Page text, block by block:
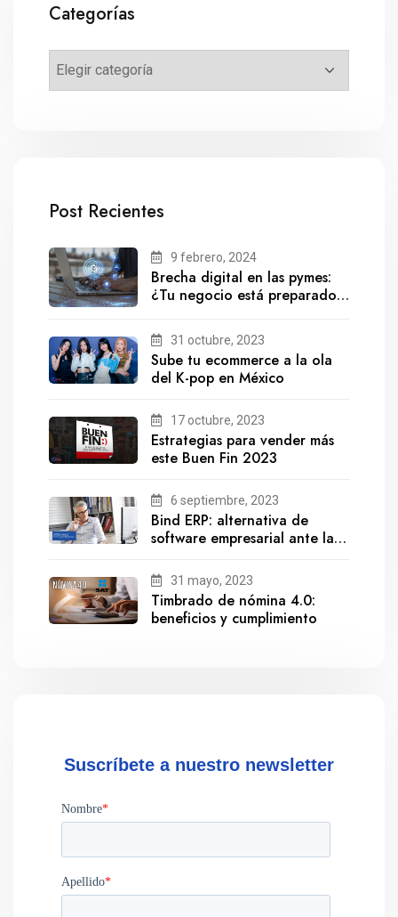
Categorías
Post Recientes
9 febrero, 2024
Brecha digital en las pymes:
¿Tu negocio está preparado
31 octubre, 2023
Sube tu ecommerce a la ola
del K-pop en México
17 octubre, 2023
Estrategias para vender más
este Buen Fin 2023
6 septiembre, 2023
Bind ERP: alternativa de
software empresarial ante la
31 mayo, 2023
Timbrado de nómina 4.0:
beneficios y cumplimiento
Suscríbete a nuestro newsletter